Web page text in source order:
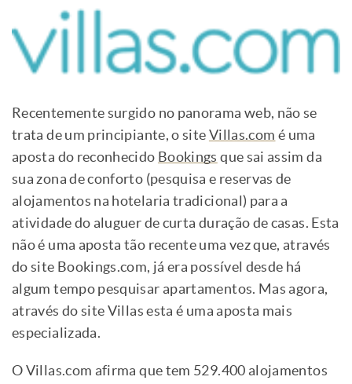
Recentemente surgido no panorama web, não se
trata de um principiante, o site Villas.com é uma
aposta do reconhecido Bookings que sai assim da
sua zona de conforto (pesquisa e reservas de
alojamentos na hotelaria tradicional) para a
atividade do aluguer de curta duração de casas. Esta
não é uma aposta tão recente uma vez que, através
do site Bookings.com, já era possível desde há
algum tempo pesquisar apartamentos. Mas agora,
através do site Villas esta é uma aposta mais
especializada.
O Villas.com afirma que tem 529.400 alojamentos